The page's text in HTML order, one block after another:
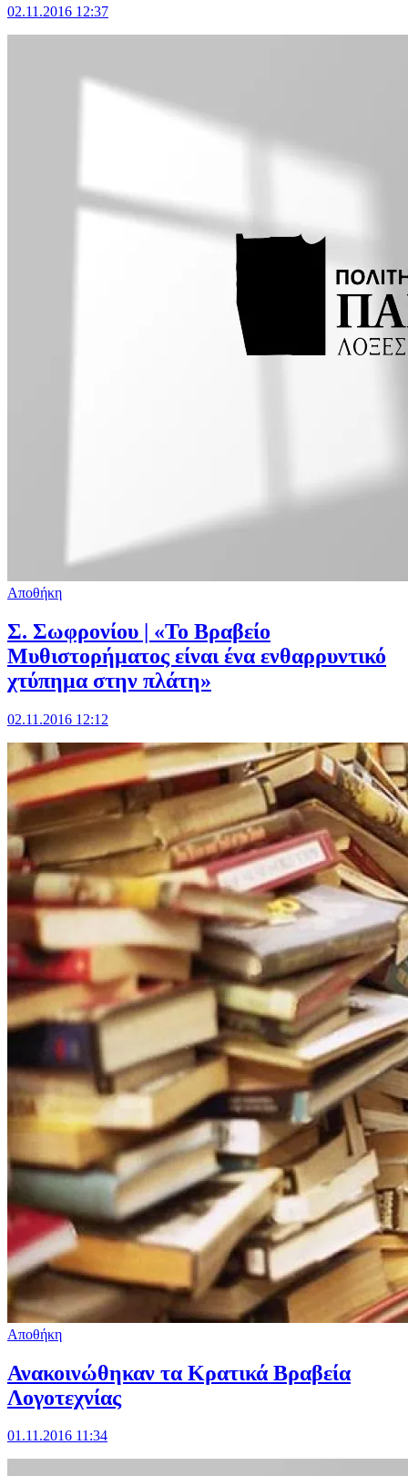
02.11.2016 12:37
Αποθήκη
Σ. Σωφρονίου | «Το Βραβείο
Μυθιστορήματος είναι ένα ενθαρρυντικό
χτύπημα στην πλάτη»
02.11.2016 12:12
Αποθήκη
Ανακοινώθηκαν τα Κρατικά Βραβεία
Λογοτεχνίας
01.11.2016 11:34